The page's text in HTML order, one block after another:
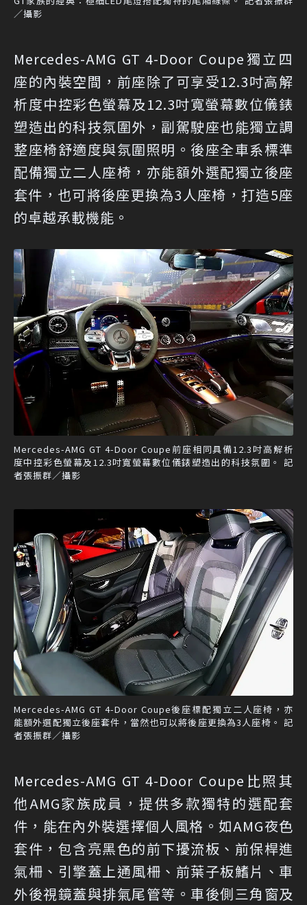
／攝影
Mercedes-AMG GT 4-Door Coupe獨立四
座的內裝空間，前座除了可享受12.3吋高解
析度中控彩色螢幕及12.3吋寬螢幕數位儀錶
塑造出的科技氛圍外，副駕駛座也能獨立調
整座椅舒適度與氛圍照明。後座全車系標準
配備獨立二人座椅，亦能額外選配獨立後座
套件，也可將後座更換為3人座椅，打造5座
的卓越承載機能。
Mercedes-AMG GT 4-Door Coupe前座相同具備12.3吋高解析
度中控彩色螢幕及12.3吋寬螢幕數位儀錶塑造出的科技氛圍。 記
者張振群／攝影
Mercedes-AMG GT 4-Door Coupe後座標配獨立二人座椅，亦
能額外選配獨立後座套件，當然也可以將後座更換為3人座椅。 記
者張振群／攝影
Mercedes-AMG GT 4-Door Coupe比照其
他AMG家族成員，提供多款獨特的選配套
件，能在內外裝選擇個人風格。如AMG夜色
套件，包含亮黑色的前下擾流板、前保桿進
氣柵、引擎蓋上通風柵、前葉子板鰭片、車
外後視鏡蓋與排氣尾管等。車後側三角窗及